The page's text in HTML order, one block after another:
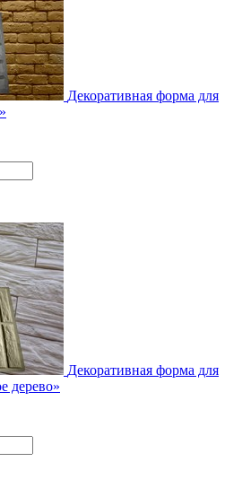
Декоративная форма для
Декоративная форма для
дерево»